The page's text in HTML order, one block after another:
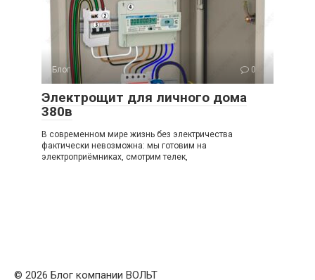
Блог 0
Электрощит для личного дома
380в
В современном мире жизнь без электричества
фактически невозможна: мы готовим на
электроприёмниках, смотрим телек,
© 2026 Блог компании ВОЛЬТ